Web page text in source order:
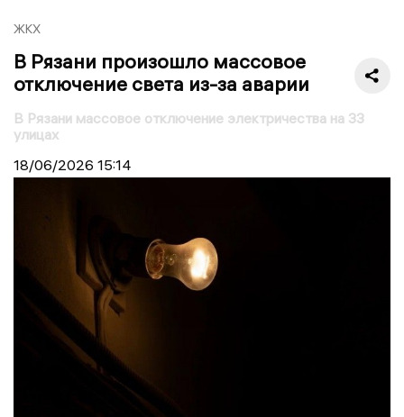
ЖКХ
В Рязани произошло массовое
отключение света из-за аварии
В Рязани массовое отключение электричества на 33
улицах
18/06/2026 15:14